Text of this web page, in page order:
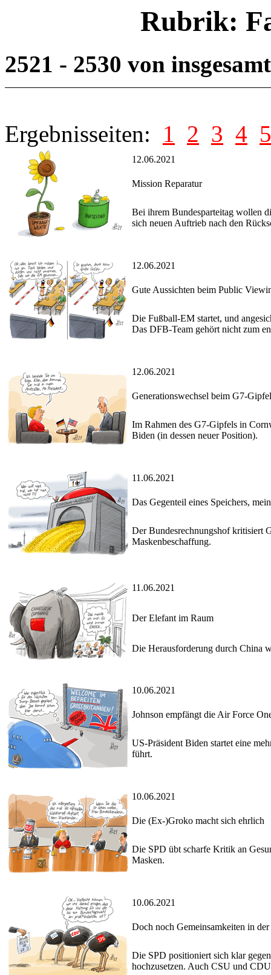
Rubrik:
2521 - 2530 von
Ergebnisseiten: 1 2 3 4 5
12.06.2021
Mission Reparatur
Bei ihrem Bundesparteitag wollen
sich neuen Auftrieb nach den
12.06.2021
Gute Aussichten beim Public
Die Fußball-EM startet, und
Das DFB-Team gehört nicht zum
12.06.2021
Generationswechsel beim G7-Gipfel
Im Rahmen des G7-Gipfels in
Biden (in dessen neuer Position).
11.06.2021
Das Gegenteil eines Speichers,
Der Bundesrechnungshof kritisiert
Maskenbeschaffung.
11.06.2021
Der Elefant im Raum
Die Herausforderung durch China
10.06.2021
Johnson empfängt die Air Force
US-Präsident Biden startet eine
führt.
10.06.2021
Die (Ex-)Groko macht sich ehrlich
Die SPD übt scharfe Kritik an
Masken.
10.06.2021
Doch noch Gemeinsamkeiten in
Die SPD positioniert sich klar
hochzusetzen. Auch CSU und